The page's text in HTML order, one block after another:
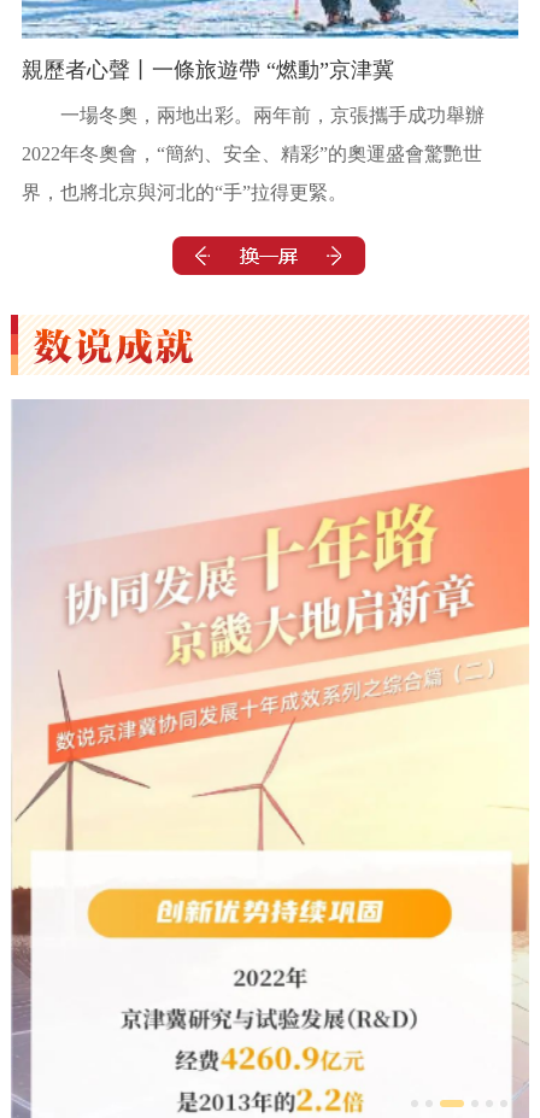
親歷者心聲丨一條旅遊帶 “燃動”京津冀
一場冬奧，兩地出彩。兩年前，京張攜手成功舉辦
2022年冬奧會，“簡約、安全、精彩”的奧運盛會驚艷世
界，也將北京與河北的“手”拉得更緊。